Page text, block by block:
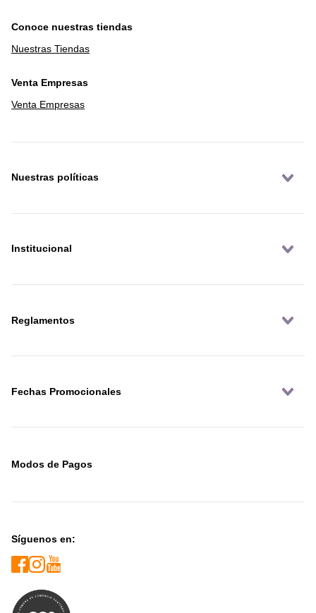
Conoce nuestras tiendas
Nuestras Tiendas
Venta Empresas
Venta Empresas
Nuestras políticas
Institucional
Reglamentos
Fechas Promocionales
Modos de Pagos
Síguenos en: